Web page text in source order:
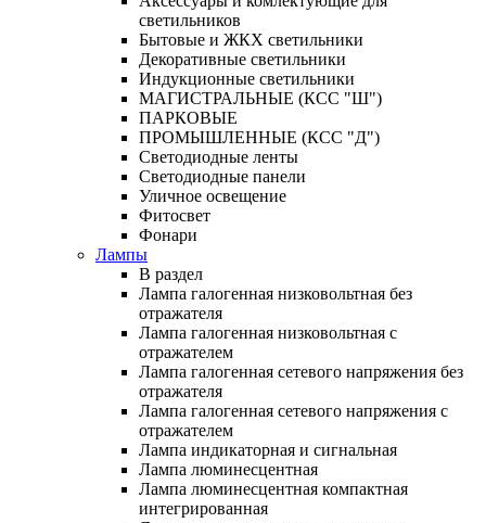
светильников
Бытовые и ЖКХ светильники
Декоративные светильники
Индукционные светильники
МАГИСТРАЛЬНЫЕ (КСС "Ш")
ПАРКОВЫЕ
ПРОМЫШЛЕННЫЕ (КСС "Д")
Светодиодные ленты
Светодиодные панели
Уличное освещение
Фитосвет
Фонари
Лампы
В раздел
Лампа галогенная низковольтная без
отражателя
Лампа галогенная низковольтная с
отражателем
Лампа галогенная сетевого напряжения без
отражателя
Лампа галогенная сетевого напряжения с
отражателем
Лампа индикаторная и сигнальная
Лампа люминесцентная
Лампа люминесцентная компактная
интегрированная